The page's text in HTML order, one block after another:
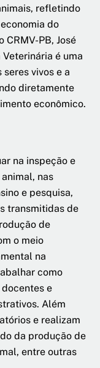
refletindo
do
CRMV-PB, José
é uma
vivos e a
diretamente
econômico.
na inspeção e
nas
e pesquisa,
transmitidas de
de
o meio
na
como
e
Além
e realizam
da produção de
entre outras